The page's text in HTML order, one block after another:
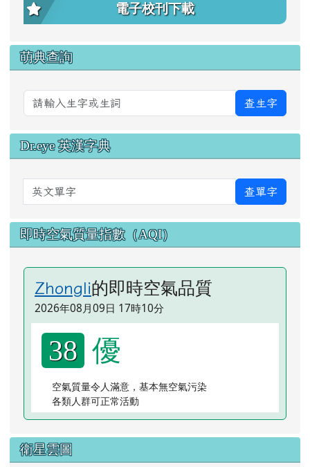
電子校刊下載
萌典查詢
查生字
Dr.eye 英漢字典
英文單字 查單字
即時空氣質量指數（AQI）
Zhongli的即時空氣品質
2026年08月09日 17時10分
38 優
空氣質量令人滿意，基本無空氣污染
各類人群可正常活動
衛星雲圖